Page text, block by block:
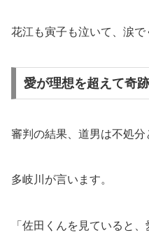
花江も寅子も泣いて、涙で
愛が理想を超えて奇
審判の結果、道男は不処分
多岐川が言います。
「佐田くんを見ていると